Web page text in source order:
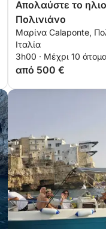
Απολαύστε το
Πολινιάνο
Μαρίνα Calaponte,
Ιταλία
3h00 · Μέχρι 10
από 500 €